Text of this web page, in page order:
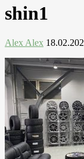
shin1
Alex Alex